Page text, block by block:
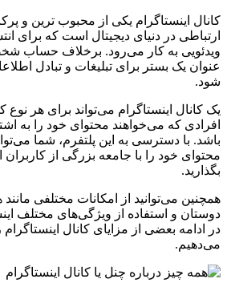
کانال اینستاگرام یکی از محبوب ‌ترین و
ارتباطی در دنیای دیجیتال است که برای
ویدئویی به کار می‌رود. برخلاف حساب
عنوان یک بستر برای تبلیغات و تبادل
شود.
یک کانال اینستاگرام می‌تواند برای هر
افرادی که می‌خواهند محتوای خود را به
باشد. با دسترسی به این پلتفرم، شما
محتوای خود را با جامعه بزرگی از کاربران
بگذارید.
همچنین می‌توانید از امکانات مختلفی
دوستان و استفاده از ویژگی‌های مختلف
در ادامه بعضی از مزایای کانال
می‌دهیم.